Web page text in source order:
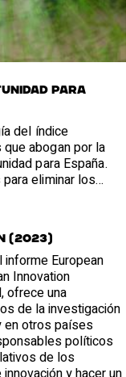
PARA
del índice
abogan por la
para España.
eliminar los
startups aún en
de inversión en
digital.
(2023)
European
Innovation
ofrece una
de la investigación
en otros países
políticos
de los